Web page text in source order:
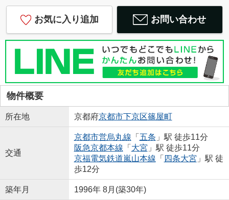
お気に入り追加 お問い合わせ
物件概要
所在地 京都府京都市下京区篠屋町
交通
京都市営烏丸線 「 五条 」駅 徒歩11分
阪急京都本線 「 大宮 」駅 徒歩11分
京福電気鉄道嵐山本線 「 四条大宮 」駅 徒
歩12分
築年月 1996年 8月(築30年)